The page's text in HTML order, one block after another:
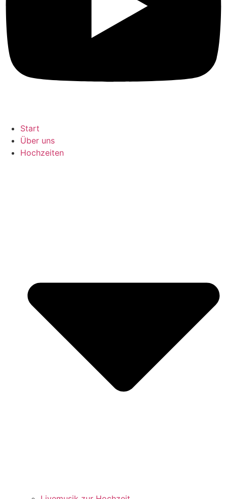
Start
Über uns
Hochzeiten